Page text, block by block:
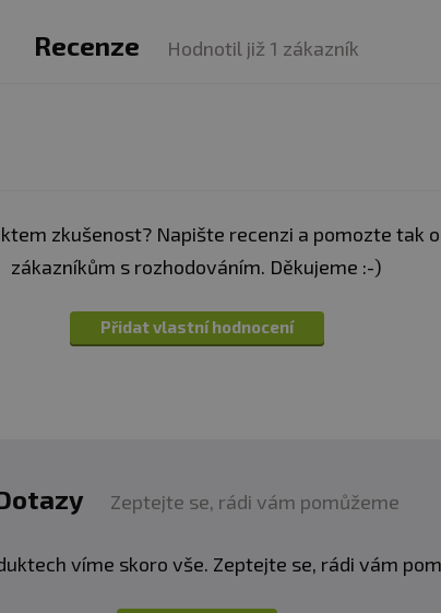
Recenze Hodnotil již 1 zákazník
zkušenost? Napište recenzi a pomozte tak
zákazníkům s rozhodováním. Děkujeme :-)
Přidat vlastní hodnocení
Zeptejte se, rádi vám pomůžeme
víme skoro vše. Zeptejte se, rádi vám